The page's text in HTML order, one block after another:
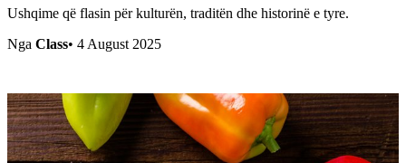
Ushqime që flasin për kulturën, traditën dhe historinë e tyre.
Nga Class• 4 August 2025